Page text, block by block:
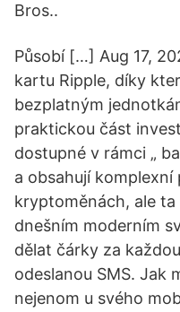
Bros..
Působí […] Aug 17,
kartu Ripple, díky
bezplatným
praktickou část
dostupné v rámci „
a obsahují
kryptoměnách, ale
dnešním moderním
dělat čárky za
odeslanou SMS. Jak
nejenom u svého